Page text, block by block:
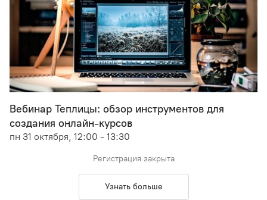
Вебинар Теплицы: обзор инструментов для
создания онлайн-курсов
пн 31 октября, 12:00 - 13:30
Регистрация закрыта
Узнать больше